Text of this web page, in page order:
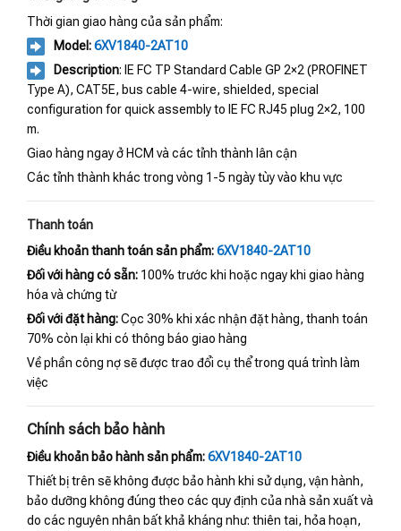
Thời gian giao hàng của sản phẩm:
Model:6XV1840-2AT10
Description: IE FC TP Standard Cable GP 2×2 (PROFINET
Type A), CAT5E, bus cable 4-wire, shielded, special
configuration for quick assembly to IE FC RJ45 plug 2×2, 100
m.
Giao hàng ngay ở HCM và các tỉnh thành lân cận
Các tỉnh thành khác trong vòng 1-5 ngày tùy vào khu vực
Thanh toán
Điều khoản thanh toán sản phẩm:6XV1840-2AT10
Đối với hàng có sẵn: 100% trước khi hoặc ngay khi giao hàng
hóa và chứng từ
Đối với đặt hàng:Cọc 30% khi xác nhận đặt hàng, thanh toán
70% còn lại khi có thông báo giao hàng
Về phần công nợ sẽ được trao đổi cụ thể trong quá trình làm
việc
Chính sách bảo hành
Điều khoản bảo hành sản phẩm:6XV1840-2AT10
Thiết bị trên sẽ không được bảo hành khi sử dụng, vận hành,
bảo dưỡng không đúng theo các quy định của nhà sản xuất và
do các nguyên nhân bất khả kháng như: thiên tai, hỏa hoạn,